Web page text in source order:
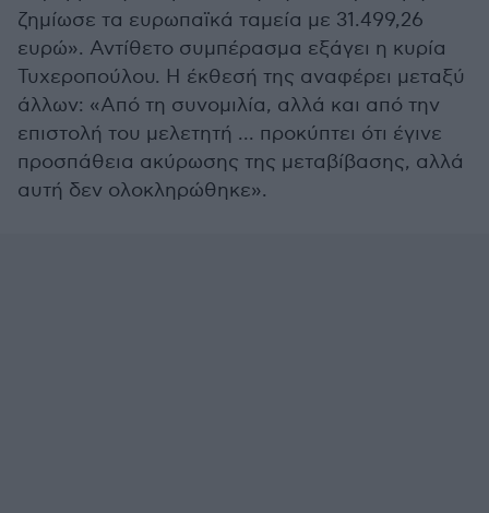
ζημίωσε τα ευρωπαϊκά ταμεία με 31.499,26
ευρώ». Αντίθετο συμπέρασμα εξάγει η κυρία
Τυχεροπούλου. Η έκθεσή της αναφέρει μεταξύ
άλλων: «Από τη συνομιλία, αλλά και από την
επιστολή του μελετητή ... προκύπτει ότι έγινε
προσπάθεια ακύρωσης της μεταβίβασης, αλλά
αυτή δεν ολοκληρώθηκε».